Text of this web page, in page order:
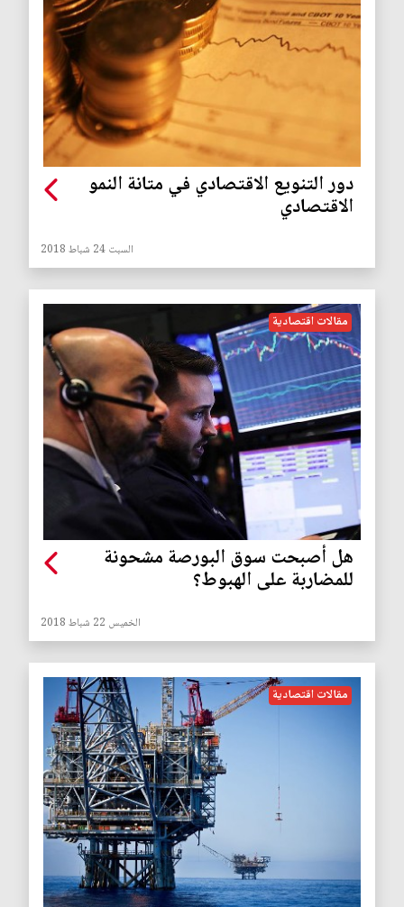
دور التنويع الاقتصادي في متانة النمو
الاقتصادي
السبت 24 شباط 2018
مقالات اقتصادية
هل أصبحت سوق البورصة مشحونة
للمضاربة على الهبوط؟
الخميس 22 شباط 2018
مقالات اقتصادية